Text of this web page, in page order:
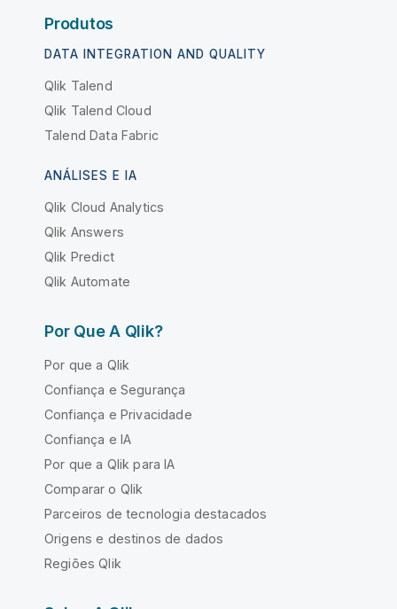
Produtos
DATA INTEGRATION AND QUALITY
Qlik Talend
Qlik Talend Cloud
Talend Data Fabric
ANÁLISES E IA
Qlik Cloud Analytics
Qlik Answers
Qlik Predict
Qlik Automate
Por Que A Qlik?
Por que a Qlik
Confiança e Segurança
Confiança e Privacidade
Confiança e IA
Por que a Qlik para IA
Comparar o Qlik
Parceiros de tecnologia destacados
Origens e destinos de dados
Regiões Qlik